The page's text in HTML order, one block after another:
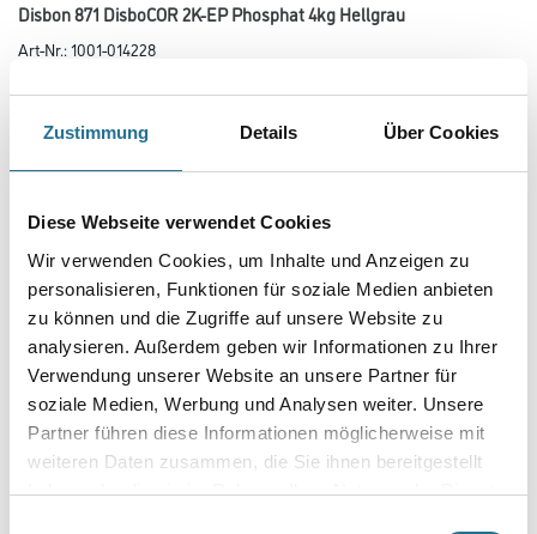
Zustimmung Details Über Cookies
Diese Webseite verwendet Cookies
Wir verwenden Cookies, um Inhalte und Anzeigen zu
personalisieren, Funktionen für soziale Medien anbieten
zu können und die Zugriffe auf unsere Website zu
analysieren. Außerdem geben wir Informationen zu Ihrer
Verwendung unserer Website an unsere Partner für
soziale Medien, Werbung und Analysen weiter. Unsere
Partner führen diese Informationen möglicherweise mit
weiteren Daten zusammen, die Sie ihnen bereitgestellt
haben oder die sie im Rahmen Ihrer Nutzung der Dienste
Disbon 871 DisboCOR 2K-EP Phosphat 4kg Hellgrau
Art-Nr.:1001-014228
Stahlkonstruktionen in aggressiver Atmosphäre, wie Industrieanlagen, im
Stahlhochbau und Seewasserbereich (z.B. Brücken,
Rohrleitungen, Industrie- und Hafenanlagen).
Farbtonbezeichnung
Gebinde
Umrechnungsfaktoren